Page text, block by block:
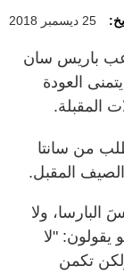
25 ديسمبر 2018
باريس سان
العودة
المقبلة.
من سانتا
الصيف المقبل.
البارسا، ولا
يقولون: "لا
تكمن